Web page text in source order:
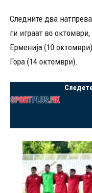
Следните два
ги играат во
Ерменија (10
Гора (14 октомври).